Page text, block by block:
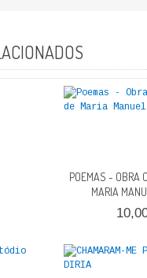
COSMOS
POEMAS - OBRA
MARIA